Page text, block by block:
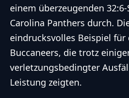
einem überzeugenden
Carolina Panthers durch.
eindrucksvolles Beispiel
Buccaneers, die trotz
verletzungsbedingter
Leistung zeigten.